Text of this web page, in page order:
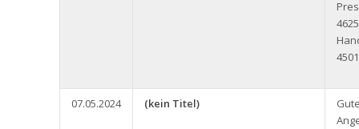
07.05.2024 (kein Titel)